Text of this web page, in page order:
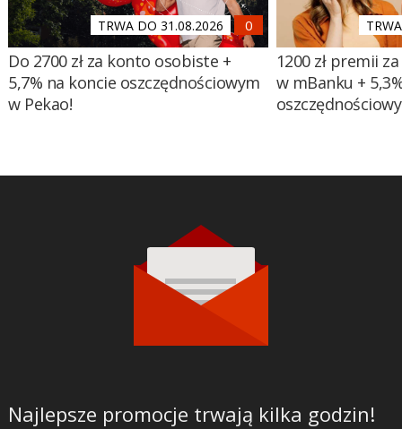
TRWA DO 31.08.2026
Do 2700 zł za konto osobiste +
5,7% na koncie oszczędnościowym
w Pekao!
1200 zł premii
w mBanku +
Najlepsze promocje trwają kilka godzin!